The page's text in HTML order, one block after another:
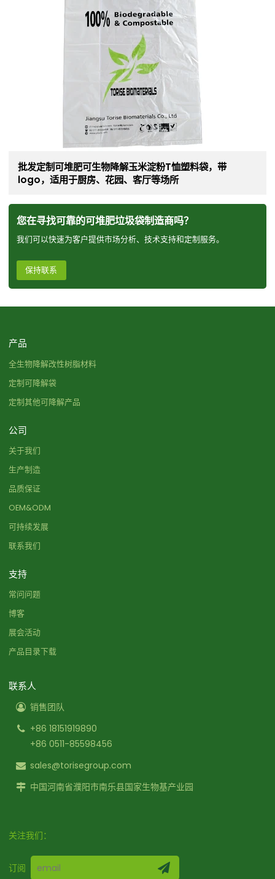
批发定制可堆肥可生物降解玉米淀粉T恤塑料袋，带
logo，适用于厨房、花园、客厅等场所
您在寻找可靠的可堆肥垃圾袋制造商吗？
我们可以快速为客户提供市场分析、技术支持和定制服务。
保持联系
产品
全生物降解改性树脂材料
定制可降解袋
定制其他可降解产品
公司
关于我们
生产制造
品质保证
OEM&ODM
可持续发展
联系我们
支持
常问问题
博客
展会活动
产品目录下载
联系人
销售团队
+86 18151919890
+86 0511-85598456
sales@torisegroup.com
中国河南省濮阳市南乐县国家生物基产业园
关注我们：
订阅